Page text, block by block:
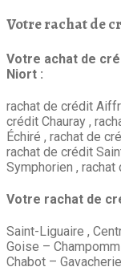
Votre rachat de
Votre achat de
Niort :
rachat de crédit
crédit Chauray ,
Échiré , rachat de
rachat de crédit
Symphorien ,
Votre rachat de
Saint-Liguaire ,
Goise –
Chabot –